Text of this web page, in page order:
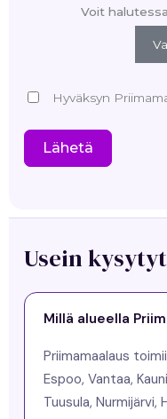
Voit
Hyväksyn
Lähetä
Usein
Millä alueella
Priimamaalaus
Espoo, Vantaa,
Tuusula, Nurmijärvi,